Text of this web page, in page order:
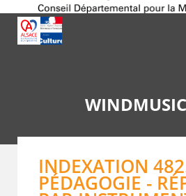
INDEXATION
PÉDAGOGIE -